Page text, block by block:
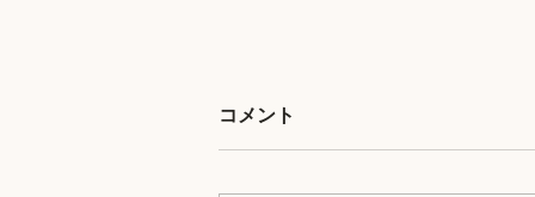
コメント